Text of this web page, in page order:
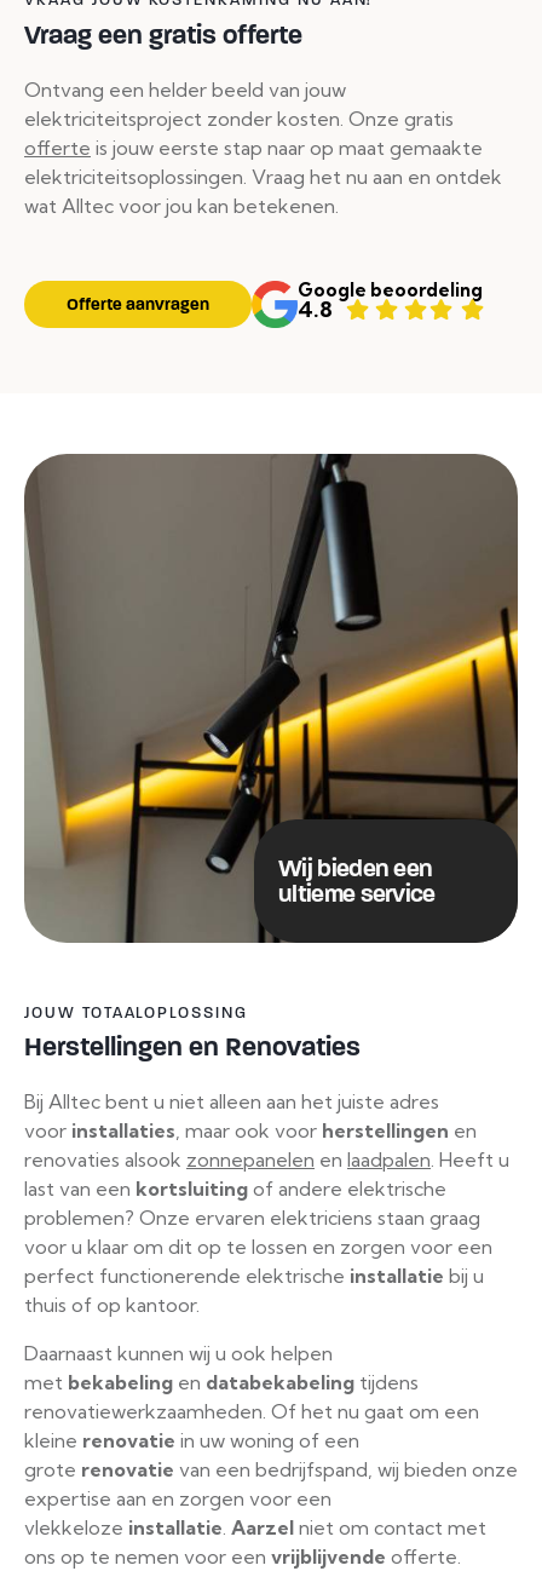
Vraag een gratis offerte
Ontvang een helder beeld van jouw
elektriciteitsproject zonder kosten. Onze gratis
offerte is jouw eerste stap naar op maat gemaakte
elektriciteitsoplossingen. Vraag het nu aan en ontdek
wat Alltec voor jou kan betekenen.
Offerte aanvragen
Google beoordeling
4.8
Wij bieden een
ultieme service
JOUW TOTAALOPLOSSING
Herstellingen en Renovaties
Bij Alltec bent u niet alleen aan het juiste adres
voor installaties, maar ook voor herstellingen en
renovaties alsook zonnepanelen en laadpalen. Heeft u
last van een kortsluiting of andere elektrische
problemen? Onze ervaren elektriciens staan graag
voor u klaar om dit op te lossen en zorgen voor een
perfect functionerende elektrische installatie bij u
thuis of op kantoor.
Daarnaast kunnen wij u ook helpen
met bekabeling en databekabeling tijdens
renovatiewerkzaamheden. Of het nu gaat om een
kleine renovatie in uw woning of een
grote renovatie van een bedrijfspand, wij bieden onze
expertise aan en zorgen voor een
vlekkeloze installatie. Aarzel niet om contact met
ons op te nemen voor een vrijblijvende offerte.